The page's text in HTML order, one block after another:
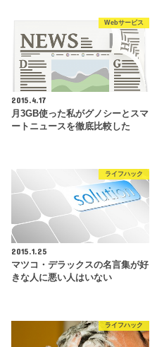
Webサービス
2015.4.17
月3GB使った私がグノシーとスマ
ートニュースを徹底比較した
ライフハック
2015.1.25
マツコ・デラックスの名言集が好
きな人に悪い人はいない
ライフハック